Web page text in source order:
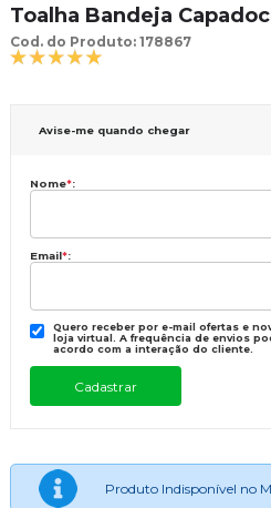
Toalha Bandeja
Cod. do Produto: 178867
Avise-me quando chegar
Nome*:
Email*:
Quero receber por e-mail ofertas e
loja virtual. A frequência de envios
acordo com a interação do cliente.
Produto Indisponível no